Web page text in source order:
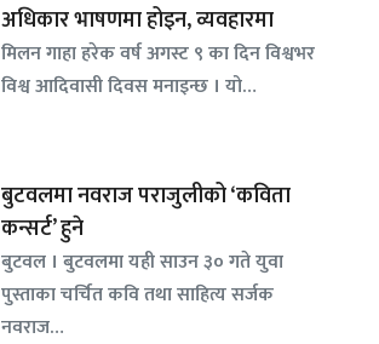
अधिकार भाषणमा होइन, व्यवहारमा
मिलन गाहा हरेक वर्ष अगस्ट ९ का दिन विश्वभर
विश्व आदिवासी दिवस मनाइन्छ । यो…
बुटवलमा नवराज पराजुलीको ‘कविता
कन्सर्ट’ हुने
बुटवल । बुटवलमा यही साउन ३० गते युवा
पुस्ताका चर्चित कवि तथा साहित्य सर्जक
नवराज…